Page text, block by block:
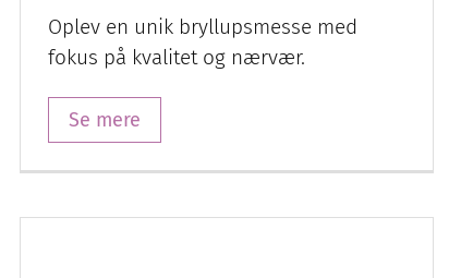
Oplev en unik bryllupsmesse med
fokus på kvalitet og nærvær.
Se mere